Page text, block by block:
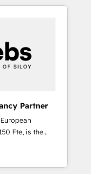
user
and
up for better
build using
after a
Enablement -
to HubSpot
Partner
is the
offering
EBITDA and
With our